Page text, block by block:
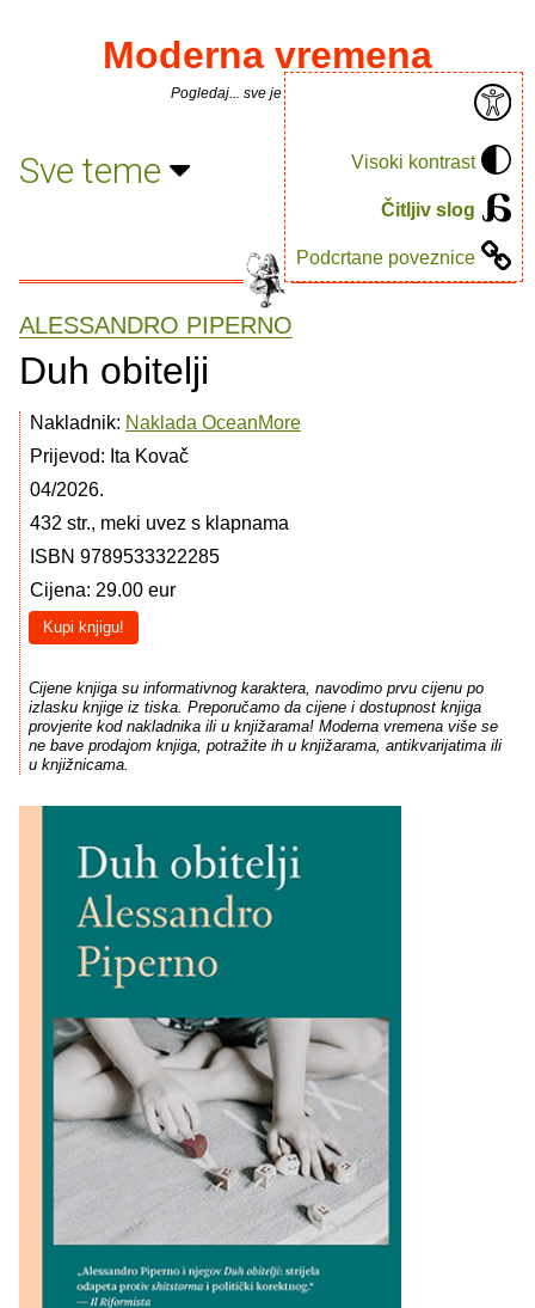
Visoki kontrast
Čitljiv slog
Podcrtane poveznice
Moderna vremena
Pogledaj... sve je puno knjiga.
Sve teme
ALESSANDRO PIPERNO
Duh obitelji
Nakladnik: Naklada OceanMore
Prijevod: Ita Kovač
04/2026.
432 str., meki uvez s klapnama
ISBN 9789533322285
Cijena: 29.00 eur
Kupi knjigu!
Cijene knjiga su informativnog karaktera, navodimo prvu cijenu po
izlasku knjige iz tiska. Preporučamo da cijene i dostupnost knjiga
provjerite kod nakladnika ili u knjižarama! Moderna vremena više se
ne bave prodajom knjiga, potražite ih u knjižarama, antikvarijatima ili
u knjižnicama.